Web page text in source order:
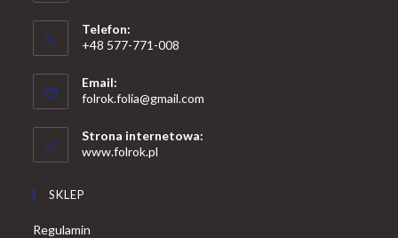
Telefon:
+48 577-771-008
in
your
application
Email:
folrok.folia@gmail.com
Strona internetowa:
www.folrok.pl
SKLEP
Regulamin